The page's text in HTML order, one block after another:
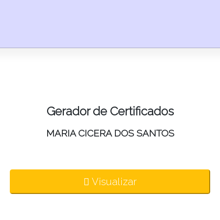
Gerador de Certificados
MARIA CICERA DOS SANTOS
Visualizar